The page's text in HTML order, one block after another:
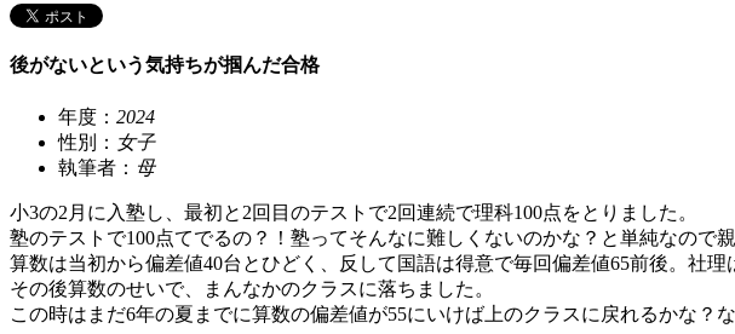
後がないという気持ちが掴んだ合格
年度： 2024
性別： 女子
執筆者： 母
小3の2月に入塾し、最初と2回目のテストで2回連続で理科100点をとりました。
塾のテストで100点てでるの？！塾ってそんなに難しくないのかな？と単純なので
算数は当初から偏差値40台とひどく、反して国語は得意で毎回偏差値65前後。社
その後算数のせいで、まんなかのクラスに落ちました。
この時はまだ6年の夏までに算数の偏差値が55にいけば上のクラスに戻れるかな？